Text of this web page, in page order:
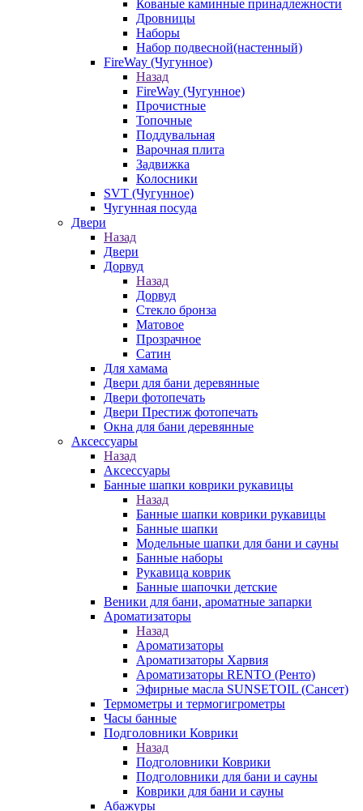
Кованые каминные принадлежности
Дровницы
Наборы
Набор подвесной(настенный)
FireWay (Чугунное)
Назад
FireWay (Чугунное)
Прочистные
Топочные
Поддувальная
Варочная плита
Задвижка
Колосники
SVT (Чугунное)
Чугунная посуда
Двери
Назад
Двери
Дорвуд
Назад
Дорвуд
Стекло бронза
Матовое
Прозрачное
Сатин
Для хамама
Двери для бани деревянные
Двери фотопечать
Двери Престиж фотопечать
Окна для бани деревянные
Аксессуары
Назад
Аксессуары
Банные шапки коврики рукавицы
Назад
Банные шапки коврики рукавицы
Банные шапки
Модельные шапки для бани и сауны
Банные наборы
Рукавица коврик
Банные шапочки детские
Веники для бани, ароматные запарки
Ароматизаторы
Назад
Ароматизаторы
Ароматизаторы Харвия
Ароматизаторы RENTO (Ренто)
Эфирные масла SUNSETOIL (Сансет)
Термометры и термогигрометры
Часы банные
Подголовники Коврики
Назад
Подголовники Коврики
Подголовники для бани и сауны
Коврики для бани и сауны
Абажуры